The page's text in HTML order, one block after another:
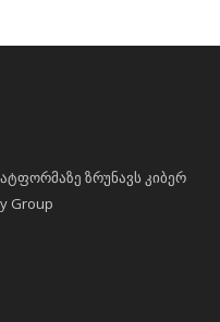
ზრუნავს კიბერ
Group